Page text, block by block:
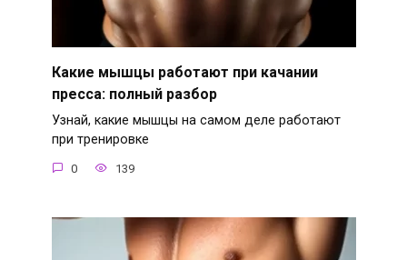
Какие мышцы работают при качании
пресса: полный разбор
Узнай, какие мышцы на самом деле работают
при тренировке
0 139